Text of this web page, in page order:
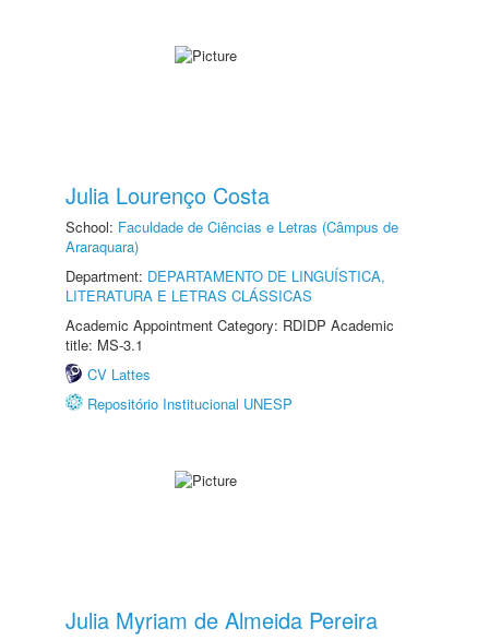
Julia Lourenço Costa
School: Faculdade de Ciências e Letras (Câmpus de
Araraquara)
Department: DEPARTAMENTO DE LINGUÍSTICA,
LITERATURA E LETRAS CLÁSSICAS
Academic Appointment Category: RDIDP Academic
title: MS-3.1
CV Lattes
Repositório Institucional UNESP
Julia Myriam de Almeida Pereira